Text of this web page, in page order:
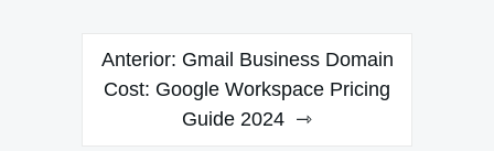
Navegação
de
Anterior: Gmail Business Domain
Cost: Google Workspace Pricing
Guide 2024